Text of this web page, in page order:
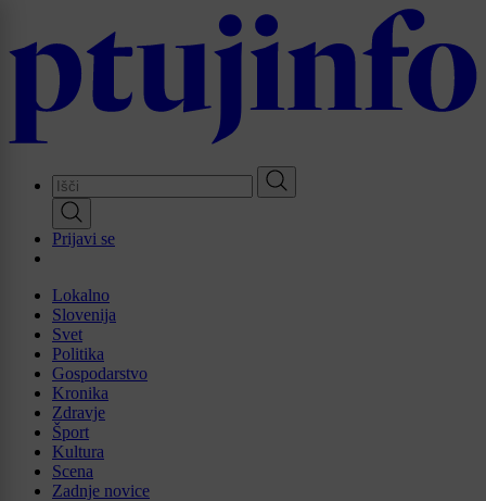
main
Prijavi se
Lokalno
Slovenija
Svet
Politika
Gospodarstvo
Kronika
Zdravje
Šport
Kultura
Scena
Zadnje novice